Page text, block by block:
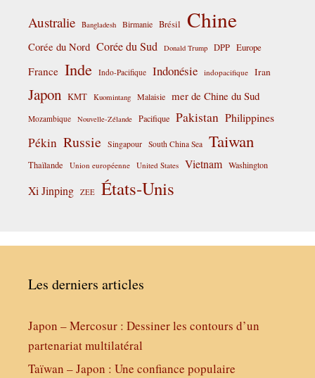
Australie Bangladesh Birmanie Brésil Chine
Corée du Nord Corée du Sud Donald Trump DPP Europe
France Inde Indo-Pacifique Indonésie indopacifique Iran
Japon KMT Kuomintang Malaisie mer de Chine du Sud
Mozambique Nouvelle-Zélande Pacifique Pakistan Philippines
Pékin Russie Singapour South China Sea Taiwan
Thaïlande Union européenne United States Vietnam Washington
Xi Jinping ZEE États-Unis
Les derniers articles
Japon – Mercosur : Dessiner les contours d’un
partenariat multilatéral
Taïwan – Japon : Une confiance populaire